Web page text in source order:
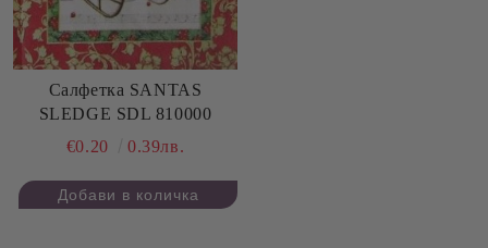
Салфетка SANTAS
SLEDGE SDL 810000
€0.20
0.39лв.